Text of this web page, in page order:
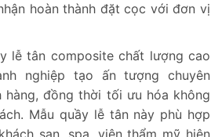
hoàn thành đặt cọc với đơn vị
lễ tân composite chất lượng cao
nghiệp tạo ấn tượng chuyên
hàng, đồng thời tối ưu hóa không
Mẫu quầy lễ tân này phù hợp
sạn, spa, viện thẩm mỹ hiện